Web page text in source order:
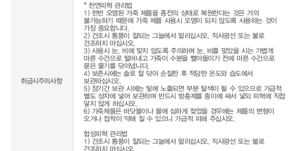
취급시주의사항
* 천연피혁 관리법
1) 한번 오염된 가죽 제품을 종전의 상태로 복원한다는 것은 거의
불가능하기 때문에 가죽 제품 사용시 오염이 되지 않도록 사용하는 것이
가장 중요합니다.
2) 건조시 통풍이 잘되는 그늘에서 말리십시오. 직사광선 또는 불로
건조하지 마십시오.
3) 사용시 눈, 비에 맞지 않도록 주의하며 눈, 비를 맞았을 시는 가볍게
마른 수건으로 털어내고 가죽이 수분을 빨아들이기 전에 마른 수건으로
묻은 물기를 닦아냅니다.
4) 보존시에는 솔로 잘 닦아 손질한 후 적당한 온도와 습도에서
보관하십시오.
5) 장기간 보관 시에는 빛에 노출되면 부분 탈색이 될 수 있으므로 가급적
별도 상자에 넣어 보관하며 반드시 방충제를 종이에 싸서 넣되 피혁에 직접
닿지 않게 하십시오.
6) 가죽제품은 바닷물이나 물에 심하게 젖었을 경우에는 제품의 변형이
오거나 접착이 약해 질 수 있으니 가급적 피해 주십시오.
합성피혁 관리법
1) 건조시 통풍이 잘되는 그늘에서 말리십시오. 직사광선 또는 불로
건조하지 마십시오.